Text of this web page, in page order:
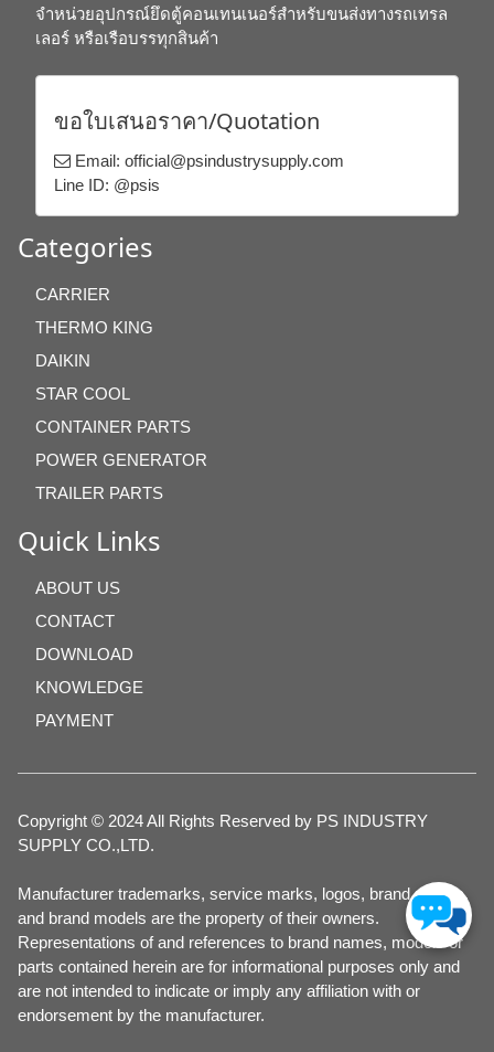
จำหน่วยอุปกรณ์ยึดตู้คอนเทนเนอร์สำหรับขนส่งทางรถเทรล
เลอร์ หรือเรือบรรทุกสินค้า
ขอใบเสนอราคา/Quotation
Email: official@psindustrysupply.com
Line ID: @psis
Categories
CARRIER
THERMO KING
DAIKIN
STAR COOL
CONTAINER PARTS
POWER GENERATOR
TRAILER PARTS
Quick Links
ABOUT US
CONTACT
DOWNLOAD
KNOWLEDGE
PAYMENT
Copyright © 2024 All Rights Reserved by PS INDUSTRY
SUPPLY CO.,LTD.
Manufacturer trademarks, service marks, logos, brand names,
and brand models are the property of their owners.
Representations of and references to brand names, models or
parts contained herein are for informational purposes only and
are not intended to indicate or imply any affiliation with or
endorsement by the manufacturer.